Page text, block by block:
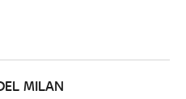
MILAN